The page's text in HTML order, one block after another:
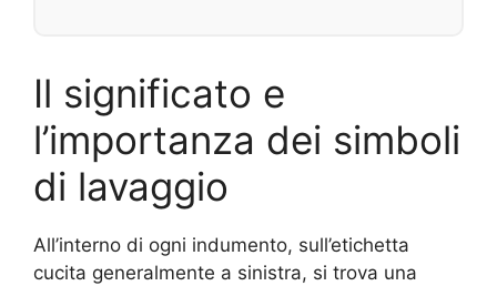
Il significato e
l’importanza dei simboli
di lavaggio
All’interno di ogni indumento, sull’etichetta
cucita generalmente a sinistra, si trova una